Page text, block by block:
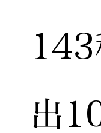
出